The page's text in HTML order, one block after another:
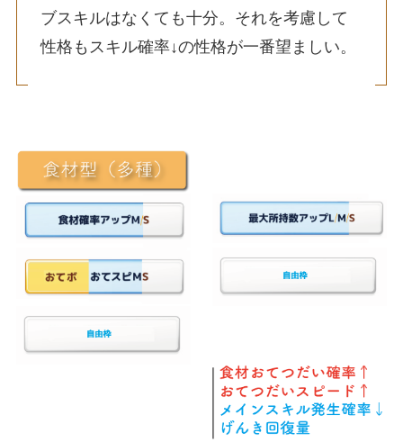
ブスキルはなくても十分。それを考慮して
性格もスキル確率↓の性格が一番望ましい。